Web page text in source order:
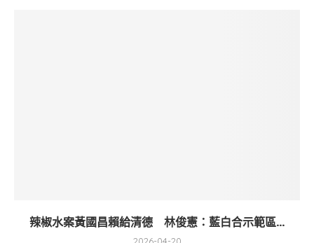
辣椒水案黃國昌賴給清德 林俊憲：藍白合示範區...